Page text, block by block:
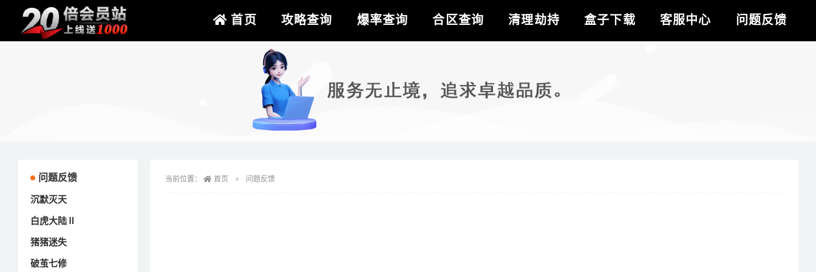
首页 攻略查询 爆率查询 合区查询 清理劫持 盒子下载 客服中心 问题反馈
问题反馈
沉默灭天
白虎大陆Ⅱ
猪猪迷失
破茧七修
当前位置： 首页 问题反馈